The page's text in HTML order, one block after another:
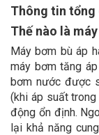
Thông tin tổng
Thế nào là
Máy bơm bù áp
máy bơm tăng
bơm nước được
(khi áp suất
động ổn định.
lại khả năng